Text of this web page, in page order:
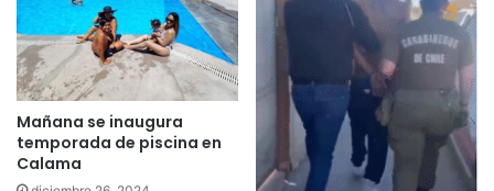
Mañana se inaugura
temporada de piscina en
Calama